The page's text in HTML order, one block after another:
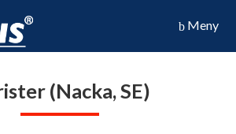
Meny
(Nacka, SE)